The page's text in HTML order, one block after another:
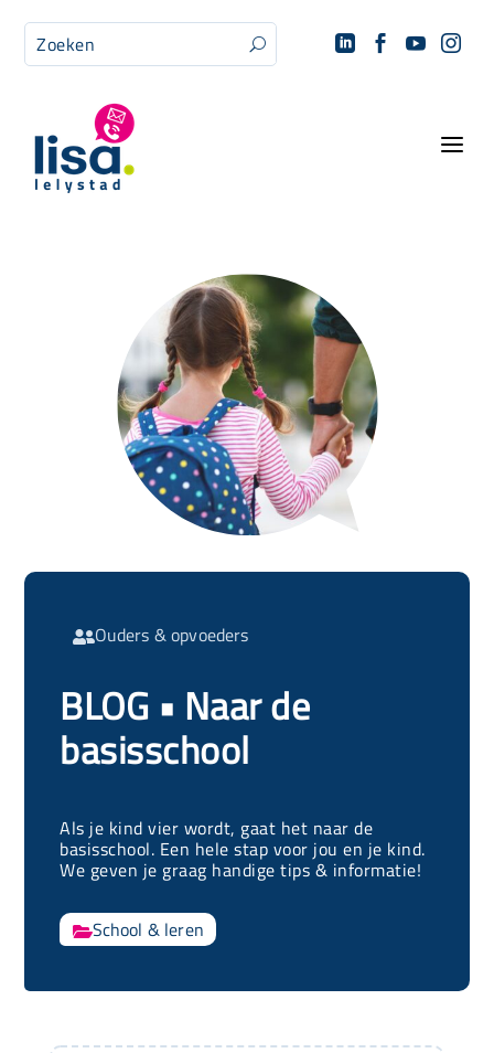
U    
a
Ouders & opvoeders
BLOG • Naar de
basisschool
Als je kind vier wordt, gaat het naar de
basisschool. Een hele stap voor jou en je kind.
We geven je graag handige tips & informatie!
School & leren